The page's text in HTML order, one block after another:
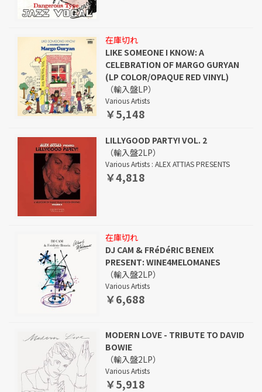
在庫切れ
LIKE SOMEONE I KNOW: A
CELEBRATION OF MARGO GURYAN
(LP COLOR/OPAQUE RED VINYL)
（輸入盤LP）
Various Artists
￥5,148
LILLYGOOD PARTY! VOL. 2
（輸入盤2LP）
Various Artists : ALEX ATTIAS PRESENTS
￥4,818
在庫切れ
DJ CAM & FRéDéRIC BENEIX
PRESENT: WINE4MELOMANES
（輸入盤2LP）
Various Artists
￥6,688
MODERN LOVE - TRIBUTE TO DAVID
BOWIE
（輸入盤2LP）
Various Artists
￥5,918